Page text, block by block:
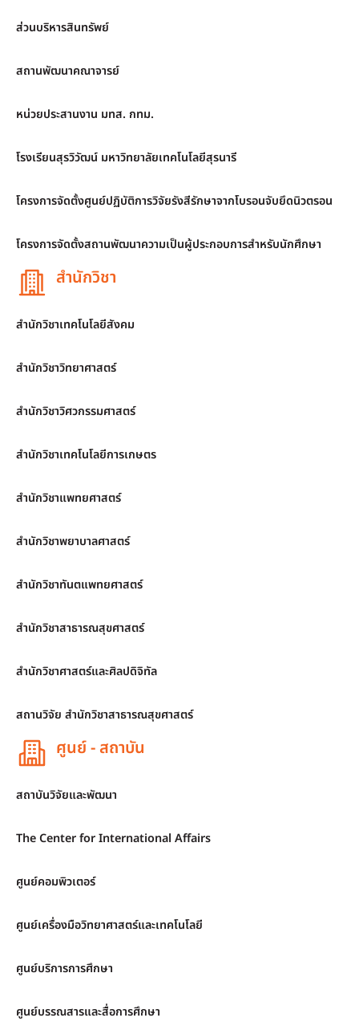
ส่วนบริหารสินทรัพย์
สถานพัฒนาคณาจารย์
หน่วยประสานงาน มทส. กทม.
โรงเรียนสุรวิวัฒน์ มหาวิทยาลัยเทคโนโลยีสุรนารี
โครงการจัดตั้งศูนย์ปฏิบัติการวิจัยรังสีรักษาจากโบรอนจับยึดนิวตรอน
โครงการจัดตั้งสถานพัฒนาความเป็นผู้ประกอบการสำหรับนักศึกษา
สำนักวิชา
สำนักวิชาเทคโนโลยีสังคม
สำนักวิชาวิทยาศาสตร์
สำนักวิชาวิศวกรรมศาสตร์
สำนักวิชาเทคโนโลยีการเกษตร
สำนักวิชาแพทยศาสตร์
สำนักวิชาพยาบาลศาสตร์
สำนักวิชาทันตแพทยศาสตร์
สำนักวิชาสาธารณสุขศาสตร์
สำนักวิชาศาสตร์และศิลปดิจิทัล
สถานวิจัย สำนักวิชาสาธารณสุขศาสตร์
ศูนย์ - สถาบัน
สถาบันวิจัยและพัฒนา
The Center for International Affairs
ศูนย์คอมพิวเตอร์
ศูนย์เครื่องมือวิทยาศาสตร์และเทคโนโลยี
ศูนย์บริการการศึกษา
ศูนย์บรรณสารและสื่อการศึกษา